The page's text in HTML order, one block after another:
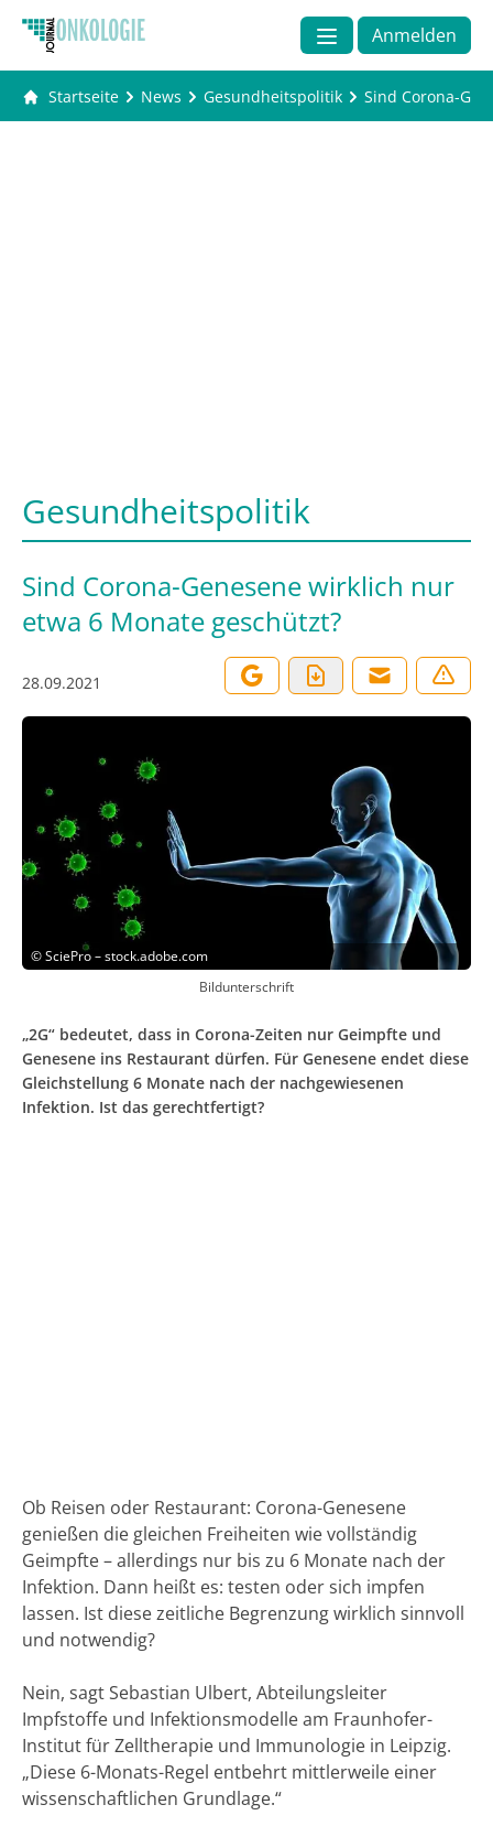
Anmelden
Startseite News Gesundheitspolitik Sind Corona-
Gesundheitspolitik
Sind Corona-Genesene wirklich nur
etwa 6 Monate geschützt?
28.09.2021
©SciePro – stock.adobe.com
Bildunterschrift
„2G“ bedeutet, dass in Corona-Zeiten nur Geimpfte und
Genesene ins Restaurant dürfen. Für Genesene endet diese
Gleichstellung 6 Monate nach der nachgewiesenen
Infektion. Ist das gerechtfertigt?
Ob Reisen oder Restaurant: Corona-Genesene
genießen die gleichen Freiheiten wie vollständig
Geimpfte – allerdings nur bis zu 6 Monate nach der
Infektion. Dann heißt es: testen oder sich impfen
lassen. Ist diese zeitliche Begrenzung wirklich sinnvoll
und notwendig?
Nein, sagt Sebastian Ulbert, Abteilungsleiter
Impfstoffe und Infektionsmodelle am Fraunhofer-
Institut für Zelltherapie und Immunologie in Leipzig.
„Diese 6-Monats-Regel entbehrt mittlerweile einer
wissenschaftlichen Grundlage.“